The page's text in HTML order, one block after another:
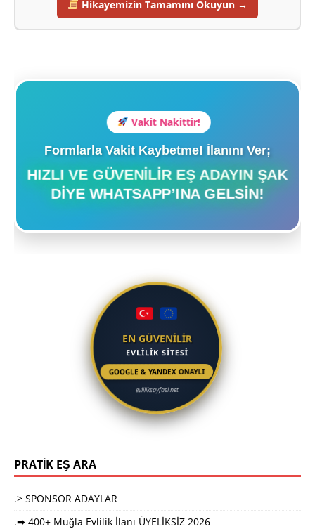
Hikayemizin Tamamını Okuyun →
Vakit Nakittir!
Formlarla Vakit Kaybetme! İlanını Ver;
HIZLI VE GÜVENILIR EŞ ADAYIN ŞAK
DIYE WHATSAPP’INA GELSIN!
EN GÜVENİLİR
EVLİLİK SİTESİ
GOOGLE & YANDEX ONAYLI
evliliksayfasi.net
PRATİK EŞ ARA
.> SPONSOR ADAYLAR
.➡ 400+ Muğla Evlilik İlanı ÜYELİKSİZ 2026